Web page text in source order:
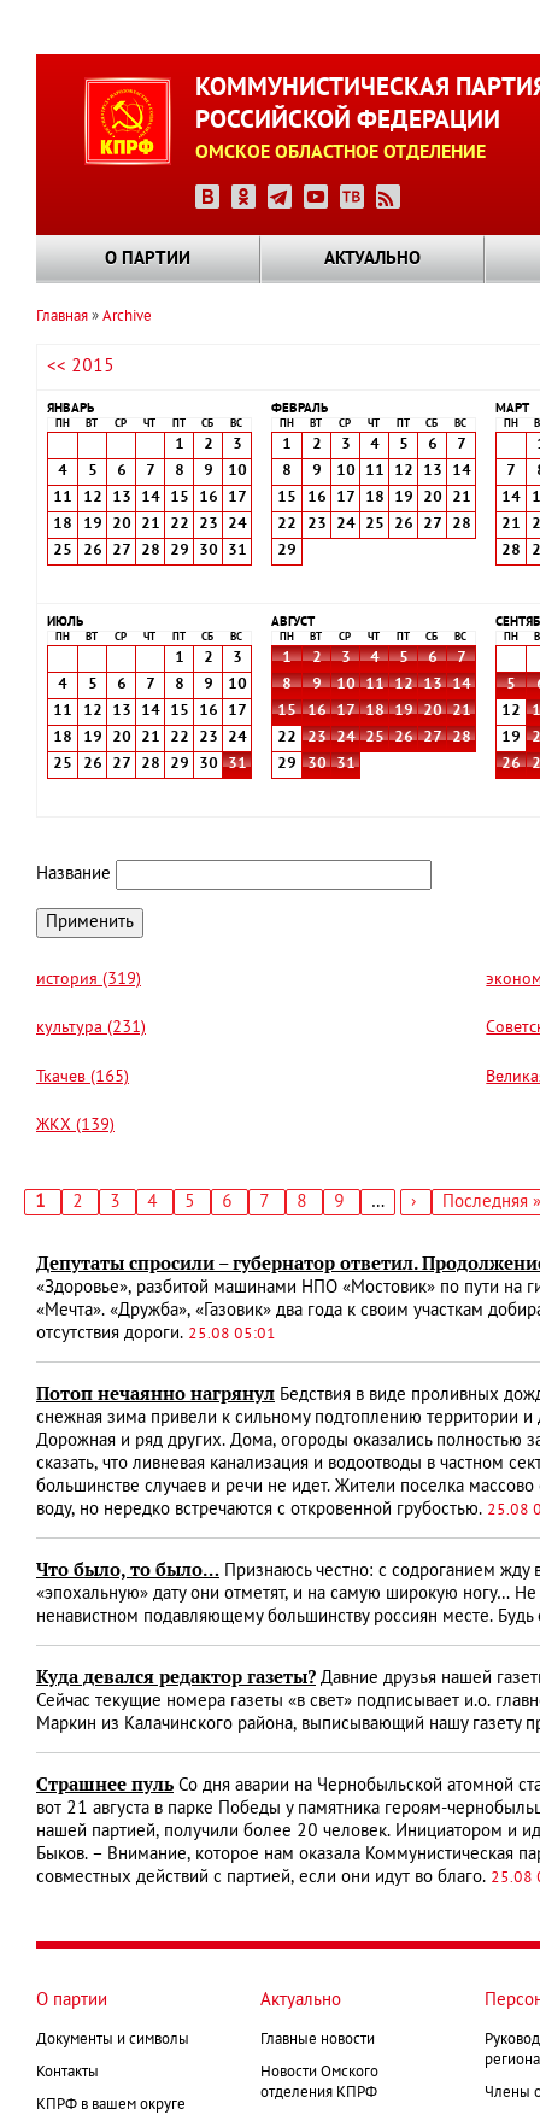
КОММУНИСТИЧЕСКАЯ
РОССИЙСКОЙ ФЕДЕРАЦИИ
ОМСКОЕ ОБЛАСТНОЕ ОТДЕЛЕНИЕ
О ПАРТИИ АКТУАЛЬНО
навигации
Главная Archive
<< 2015
ЯНВАРЬ
ПН ВТ СР ЧТ СБ ВС
1 2
3
4
5 6 7 8 9
10
11
12 13 14 15 16
17
18
19 20 21 22 23
24
25
26 27 28 29 30 31
ФЕВРАЛЬ
ПН ВТ СР ЧТ СБ ВС
1 2 3 4 5 6
7
8
9 10 11 12 13
14
15
16 17 18 19 20
21
22
23 24 25 26 27
28
29
МАРТ
ПН
7
14
21
28
ИЮЛЬ
ПН ВТ СР ЧТ СБ ВС
1 2
3
4
5 6 7 8 9
10
11
12 13 14 15 16
17
18
19 20 21 22 23
24
25
26 27 28 29 30 31
АВГУСТ
ПН ВТ СР ЧТ СБ ВС
1 2 3 4 5 6
7
8
9 10 11 12 13
14
15
16 17 18 19 20
21
22
23 24 25 26 27
28
29
30 31
ПН
5
12
19
26
Название
история (319)
культура (231)
Ткачев (165)
ЖКХ (139)
Текущая
1 Страница
2 Страница
3 Страница
4 Страница
5 Страница
6 Страница
7 Страница
8 Страница
9 …
Следующая
›
Последняя
Последняя »
Депутаты спросили – губернатор ответил.
«Здоровье», разбитой машинами НПО «Мостовик» по пути на
«Мечта». «Дружба», «Газовик» два года к своим участкам
отсутствия дороги. 25.08 05:01
Потоп нечаянно нагрянул Бедствия в виде проливных
снежная зима привели к сильному подтоплению территории
Дорожная и ряд других. Дома, огороды оказались
сказать, что ливневая канализация и водоотводы в частном
большинстве случаев и речи не идет. Жители поселка
воду, но нередко встречаются с откровенной грубостью. 25.08
Что было, то было… Признаюсь честно: с содроганием жду
«эпохальную» дату они отметят, и на самую широкую ногу…
ненавистном подавляющему большинству россиян месте.
Куда девался редактор газеты? Давние друзья нашей
Сейчас текущие номера газеты «в свет» подписывает и.о.
Маркин из Калачинского района, выписывающий нашу газету
Страшнее пуль Со дня аварии на Чернобыльской атомной
вот 21 августа в парке Победы у памятника героям-
нашей партией, получили более 20 человек. Инициатором и
Быков. – Внимание, которое нам оказала Коммунистическая
совместных действий с партией, если они идут во благо. 25.08
О партии
Документы и символы
Контакты
КПРФ в вашем округе
Актуально
Главные новости
Новости Омского
отделения КПРФ
Члены